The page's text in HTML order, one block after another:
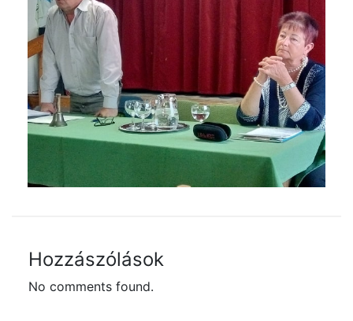
Hozzászólások
No comments found.